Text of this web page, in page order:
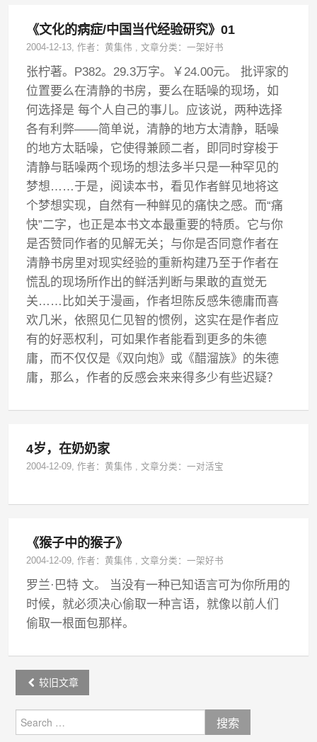
《文化的病症/中国当代经验研究》01
2004-12-13, 作者：黄集伟 ,文章分类：一架好书
张柠著。P382。29.3万字。￥24.00元。 批评家的
位置要么在清静的书房，要么在聒噪的现场，如
何选择是 每个人自己的事儿。应该说，两种选择
各有利弊——简单说，清静的地方太清静，聒噪
的地方太聒噪，它使得兼顾二者，即同时穿梭于
清静与聒噪两个现场的想法多半只是一种罕见的
梦想……于是，阅读本书，看见作者鲜见地将这
个梦想实现，自然有一种鲜见的痛快之感。而“痛
快”二字，也正是本书文本最重要的特质。它与你
是否赞同作者的见解无关；与你是否同意作者在
清静书房里对现实经验的重新构建乃至于作者在
慌乱的现场所作出的鲜活判断与果敢的直觉无
关……比如关于漫画，作者坦陈反感朱德庸而喜
欢几米，依照见仁见智的惯例，这实在是作者应
有的好恶权利，可如果作者能看到更多的朱德
庸，而不仅仅是《双向炮》或《醋溜族》的朱德
庸，那么，作者的反感会来来得多少有些迟疑？
4岁，在奶奶家
2004-12-09, 作者：黄集伟 ,文章分类：一对活宝
《猴子中的猴子》
2004-12-09, 作者：黄集伟 ,文章分类：一架好书
罗兰·巴特 文。 当没有一种已知语言可为你所用的
时候，就必须决心偷取一种言语，就像以前人们
偷取一根面包那样。
Post
navigation
较旧文章
for: